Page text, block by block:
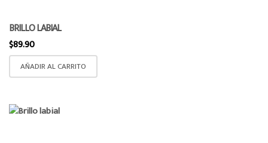
BRILLO LABIAL
$89.90
AÑADIR AL CARRITO